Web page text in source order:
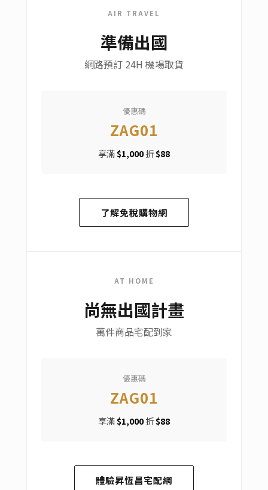
AIR TRAVEL
準備出國
網路預訂 24H 機場取貨
優惠碼
ZAG01
享滿$1,000折$88
了解免稅購物網
AT HOME
尚無出國計畫
萬件商品宅配到家
優惠碼
ZAG01
享滿$1,000折$88
體驗昇恆昌宅配網